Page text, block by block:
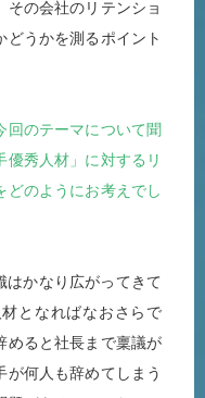
その会社のリテンショ
どうかを測るポイント
のテーマについて聞
秀人材」に対するリ
どのようにお考えでし
はかなり広がってきて
となればなおさらで
めると社長まで稟議が
が何人も辞めてしまう